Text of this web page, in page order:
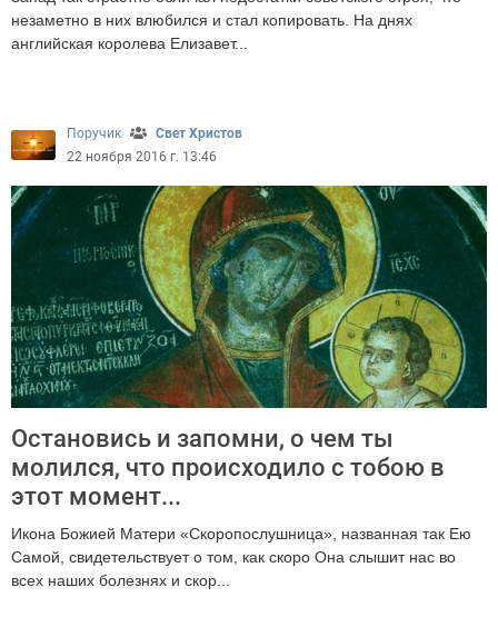
незаметно в них влюбился и стал копировать. На днях
английская королева Елизавет...
Поручик
Свет Христов
22 ноября 2016 г. 13:46
Остановись и запомни, о чем ты
молился, что происходило с тобою в
этот момент...
Икона Божией Матери «Скоропослушница», названная так Ею
Самой, свидетельствует о том, как скоро Она слышит нас во
всех наших болезнях и скор...